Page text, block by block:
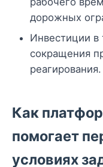
дорожных
Инвестиции в
сокращения
реагирования.
Как
помогает
условиях